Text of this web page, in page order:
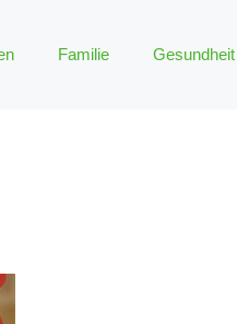
Familie Gesundheit